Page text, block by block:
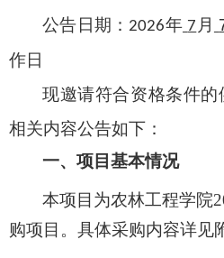
公告日期： 2026年 7 月
作日
现邀请符合资格条件的
相关内容公告如下：
一、项目基本情况
本项目为农林工程学院
购项目。具体采购内容详见